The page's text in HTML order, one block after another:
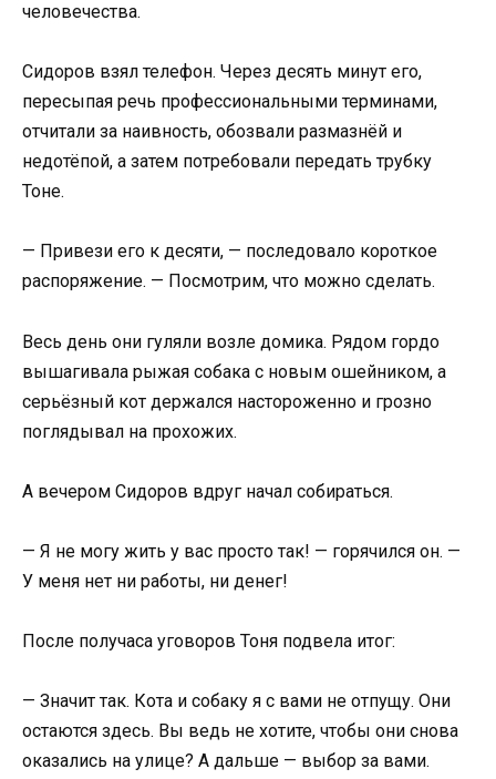
человечества.
Сидоров взял телефон. Через десять минут его,
пересыпая речь профессиональными терминами,
отчитали за наивность, обозвали размазнёй и
недотёпой, а затем потребовали передать трубку
Тоне.
— Привези его к десяти, — последовало короткое
распоряжение. — Посмотрим, что можно сделать.
Весь день они гуляли возле домика. Рядом гордо
вышагивала рыжая собака с новым ошейником, а
серьёзный кот держался настороженно и грозно
поглядывал на прохожих.
А вечером Сидоров вдруг начал собираться.
— Я не могу жить у вас просто так! — горячился он. —
У меня нет ни работы, ни денег!
После получаса уговоров Тоня подвела итог:
— Значит так. Кота и собаку я с вами не отпущу. Они
остаются здесь. Вы ведь не хотите, чтобы они снова
оказались на улице? А дальше — выбор за вами.